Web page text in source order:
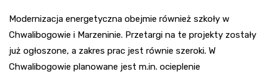
Modernizacja energetyczna obejmie również szkoły w
Chwalibogowie i Marzeninie. Przetargi na te projekty zostały
już ogłoszone, a zakres prac jest równie szeroki. W
Chwalibogowie planowane jest m.in. ocieplenie